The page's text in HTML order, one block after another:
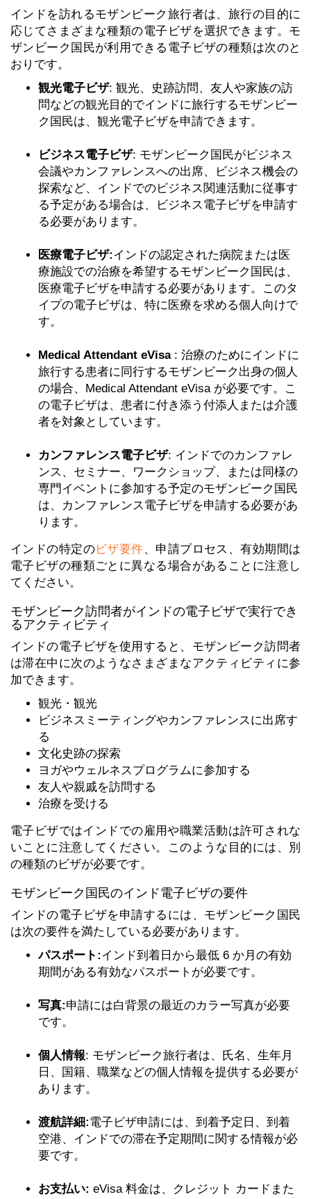
インドを訪れるモザンビーク旅行者は、旅行の目的に
応じてさまざまな種類の電子ビザを選択できます。モ
ザンビーク国民が利用できる電子ビザの種類は次のと
おりです。
観光電子ビザ: 観光、史跡訪問、友人や家族の訪
問などの観光目的でインドに旅行するモザンビー
ク国民は、観光電子ビザを申請できます。
ビジネス電子ビザ: モザンビーク国民がビジネス
会議やカンファレンスへの出席、ビジネス機会の
探索など、インドでのビジネス関連活動に従事す
る予定がある場合は、ビジネス電子ビザを申請す
る必要があります。
医療電子ビザ:インドの認定された病院または医
療施設での治療を希望するモザンビーク国民は、
医療電子ビザを申請する必要があります。このタ
イプの電子ビザは、特に医療を求める個人向けで
す。
Medical Attendant eVisa: 治療のためにインドに
旅行する患者に同行するモザンビーク出身の個人
の場合、Medical Attendant eVisa が必要です。こ
の電子ビザは、患者に付き添う付添人または介護
者を対象としています。
カンファレンス電子ビザ: インドでのカンファレ
ンス、セミナー、ワークショップ、または同様の
専門イベントに参加する予定のモザンビーク国民
は、カンファレンス電子ビザを申請する必要があ
ります。
インドの特定のビザ要件、申請プロセス、有効期間は
電子ビザの種類ごとに異なる場合があることに注意し
てください。
モザンビーク訪問者がインドの電子ビザで実行でき
るアクティビティ
インドの電子ビザを使用すると、モザンビーク訪問者
は滞在中に次のようなさまざまなアクティビティに参
加できます。
観光・観光
ビジネスミーティングやカンファレンスに出席す
る
文化史跡の探索
ヨガやウェルネスプログラムに参加する
友人や親戚を訪問する
治療を受ける
電子ビザではインドでの雇用や職業活動は許可​​されな
いことに注意してください。このような目的には、別
の種類のビザが必要です。
モザンビーク国民のインド電子ビザの要件
インドの電子ビザを申請するには、モザンビーク国民
は次の要件を満たしている必要があります。
パスポート:インド到着日から最低 6 か月の有効
期間がある有効なパスポートが必要です。
写真:申請には白背景の最近のカラー写真が必要
です。
個人情報: モザンビーク旅行者は、氏名、生年月
日、国籍、職業などの個人情報を提供する必要が
あります。
渡航詳細:電子ビザ申請には、到着予定日、到着
空港、インドでの滞在予定期間に関する情報が必
要です。
お支払い: eVisa 料金は、クレジット カードまた